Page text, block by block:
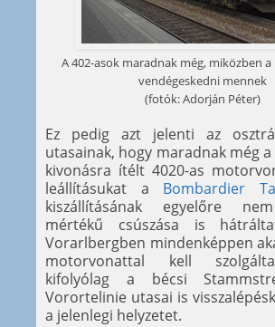
A 402-asok maradnak még, miközben a
vendégeskedni mennek
(fotók: Adorján Péter)
Ez pedig azt jelenti az
utasainak, hogy maradnak még
kivonásra ítélt 4020-as
leállításukat a Bombardier
kiszállításának egyelőre
mértékű csúszása is
Vorarlbergben mindenképpen
motorvonattal kell
kifolyólag a bécsi
Vorortelinie utasai is
a jelenlegi helyzetet.